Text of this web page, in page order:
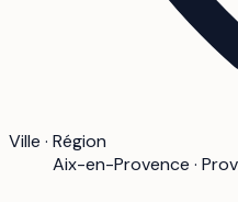
Ville · Région
Aix-en-Provence ·